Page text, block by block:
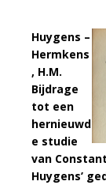
Huygens –
Hermkens
, H.M.
Bijdrage
tot een
hernieuwd
e studie
van
Huygens’